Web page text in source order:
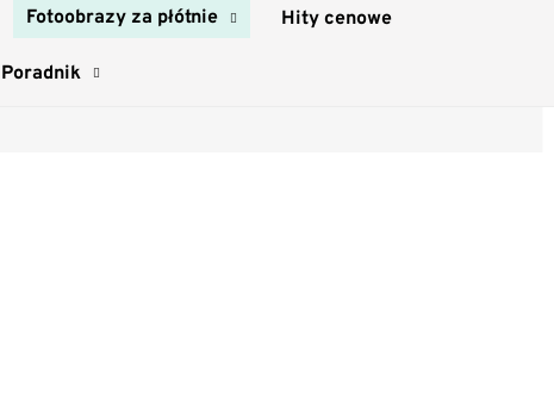
Fotoobrazy za płótnie Hity cenowe
Poradnik